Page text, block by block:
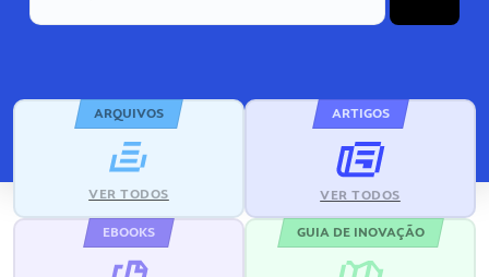
ARQUIVOS
VER TODOS
ARTIGOS
VER TODOS
EBOOKS GUIA DE INOVAÇÃO